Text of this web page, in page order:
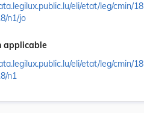
eli/etat/leg/cmin/18
n1/jo
applicable
eli/etat/leg/cmin/18
n1